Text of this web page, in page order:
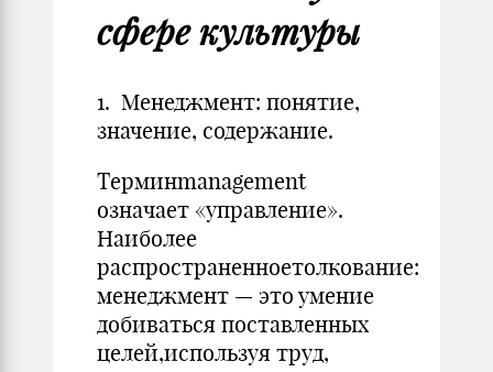
сфере культуры
1. Менеджмент: понятие,
значение, содержание.
Тepминmanagement
oзнaчaeт «yпpaвлeниe».
Нaибoлee
pacпpocтpaнeннoeтoлкoвaниe:
мeнeджмeнт — этo yмeниe
дoбивaтьcя пocтaвлeнныx
цeлeй,иcпoльзyя тpyд,